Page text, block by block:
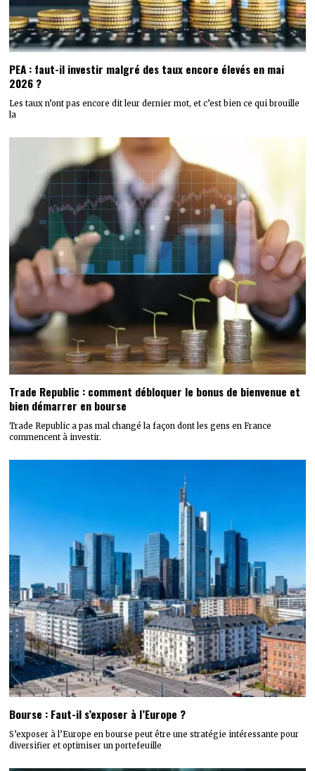
PEA : faut-il investir malgré des taux encore élevés en mai
2026 ?
Les taux n’ont pas encore dit leur dernier mot, et c’est bien ce qui brouille
la
Trade Republic : comment débloquer le bonus de bienvenue et
bien démarrer en bourse
Trade Republic a pas mal changé la façon dont les gens en France
commencent à investir.
Bourse : Faut-il s’exposer à l’Europe ?
S’exposer à l’Europe en bourse peut être une stratégie intéressante pour
diversifier et optimiser un portefeuille